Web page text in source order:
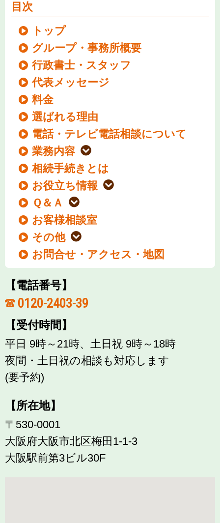
目次
トップ
グループ・事務所概要
行政書士・スタッフ
代表メッセージ
料金
選ばれる理由
電話・テレビ電話相談について
業務内容
相続手続きとは
お役立ち情報
Ｑ＆Ａ
お客様相談室
その他
お問合せ・アクセス・地図
【電話番号】
0120-2403-39
【受付時間】
平日 9時～21時、土日祝 9時～18時
夜間・土日祝の相談も対応します
(要予約)
【所在地】
〒530-0001
大阪府大阪市北区梅田1-1-3
大阪駅前第3ビル30F